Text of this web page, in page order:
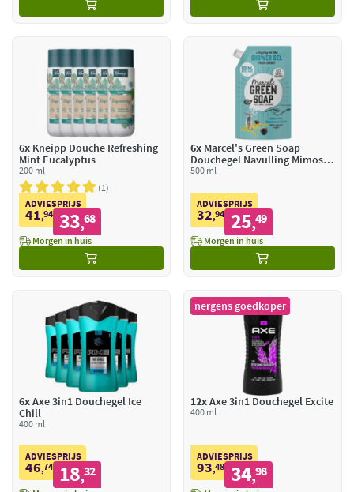
6x Kneipp Douche Refreshing
Mint Eucalyptus
200 ml
1
ADVIESPRIJS
41,94 33,68
Morgen in huis
6xMarcel's Green Soap
Douchegel Navulling Mimosa
& Zwarte Bes
500 ml
ADVIESPRIJS
32,94 25,49
Morgen in huis
6xAxe 3in1 Douchegel Ice
Chill
400 ml
ADVIESPRIJS
46,74 18,32
nergens goedkoper
12xAxe 3in1 Douchegel Excite
400 ml
ADVIESPRIJS
93,48 34,98